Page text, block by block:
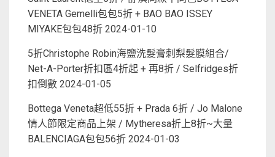
VENETA Gemelli包包5折 + BAO BAO ISSEY
MIYAKE包包48折 2024-01-10
5折Christophe Robin海鹽洗髮膏刺梨髮膜組合/
Net-A-Porter折扣區4折起 + 再8折 / Selfridges折
扣倒數 2024-01-05
Bottega Veneta超低55折 + Prada 6折 / Jo Malone
情人節限定商品上架 / Mytheresa折上8折~大量
BALENCIAGA包包56折 2024-01-03